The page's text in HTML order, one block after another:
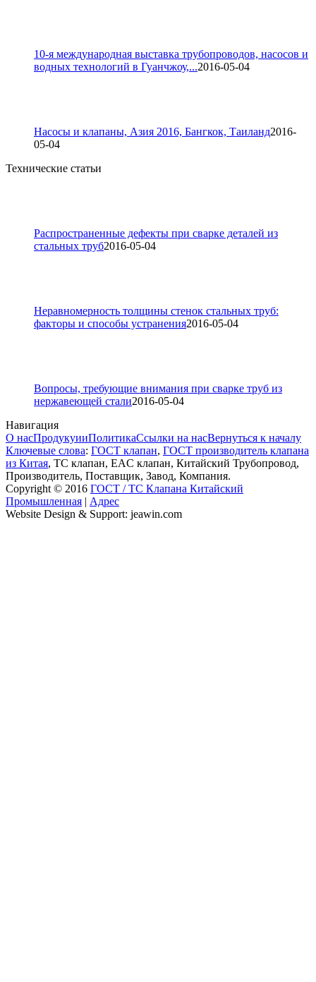
10-я международная выставка трубопроводов, насосов и
водных технологий в Гуанчжоу,...2016-05-04
Насосы и клапаны, Азия 2016, Бангкок, Таиланд2016-
05-04
Технические статьи
Распространенные дефекты при сварке деталей из
стальных труб2016-05-04
Неравномерность толщины стенок стальных труб:
факторы и способы устранения2016-05-04
Вопросы, требующие внимания при сварке труб из
нержавеющей стали2016-05-04
Навигация
О насПродукуииПолитикаСсылки на насВернуться к началу
Ключевые слова: ГОСТ клапан, ГОСТ производитель клапана
из Китая, ТС клапан, EAC клапан, Китайский Трубопровод,
Производитель, Поставщик, Завод, Компания.
Copyright © 2016 ГОСТ / ТС Клапана Китайский
Промышленная | Адрес
Website Design & Support: jeawin.com